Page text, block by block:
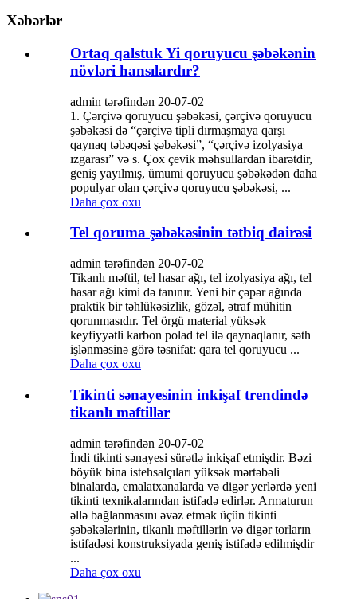
Xəbərlər
Ortaq qalstuk Yi qoruyucu şəbəkənin
növləri hansılardır?
admin tərəfindən 20-07-02
1. Çərçivə qoruyucu şəbəkəsi, çərçivə qoruyucu
şəbəkəsi də “çərçivə tipli dırmaşmaya qarşı
qaynaq təbəqəsi şəbəkəsi”, “çərçivə izolyasiya
ızgarası” və s. Çox çevik məhsullardan ibarətdir,
geniş yayılmış, ümumi qoruyucu şəbəkədən daha
populyar olan çərçivə qoruyucu şəbəkəsi, ...
Daha çox oxu
Tel qoruma şəbəkəsinin tətbiq dairəsi
admin tərəfindən 20-07-02
Tikanlı məftil, tel hasar ağı, tel izolyasiya ağı, tel
hasar ağı kimi də tanınır. Yeni bir çəpər ağında
praktik bir təhlükəsizlik, gözəl, ətraf mühitin
qorunmasıdır. Tel örgü material yüksək
keyfiyyətli karbon polad tel ilə qaynaqlanır, səth
işlənməsinə görə təsnifat: qara tel qoruyucu ...
Daha çox oxu
Tikinti sənayesinin inkişaf trendində
tikanlı məftillər
admin tərəfindən 20-07-02
İndi tikinti sənayesi sürətlə inkişaf etmişdir. Bəzi
böyük bina istehsalçıları yüksək mərtəbəli
binalarda, emalatxanalarda və digər yerlərdə yeni
tikinti texnikalarından istifadə edirlər. Armaturun
əllə bağlanmasını əvəz etmək üçün tikinti
şəbəkələrinin, tikanlı məftillərin və digər torların
istifadəsi konstruksiyada geniş istifadə edilmişdir
...
Daha çox oxu